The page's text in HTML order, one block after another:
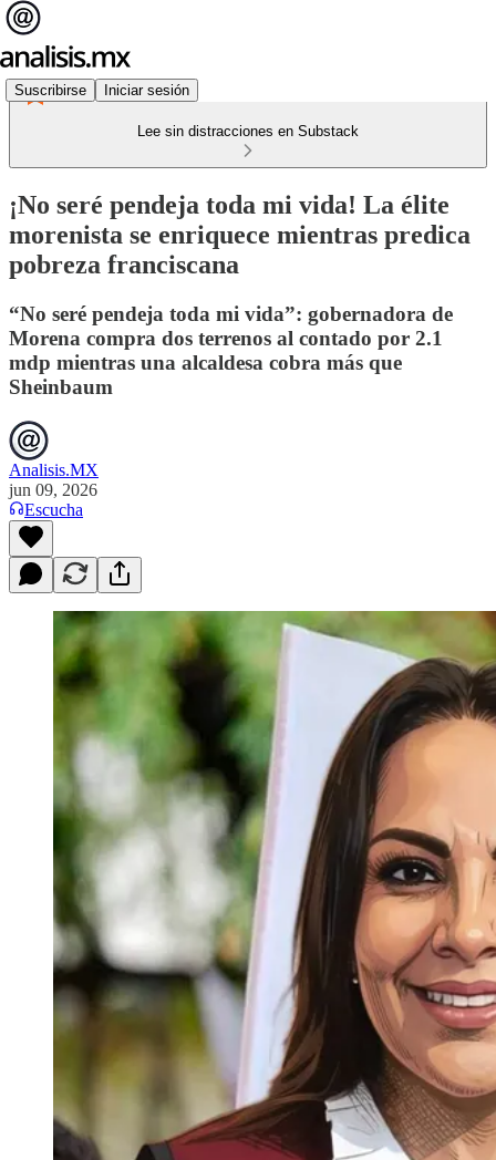
Suscribirse Iniciar sesión
Lee sin distracciones en Substack
¡No seré pendeja toda mi vida! La élite
morenista se enriquece mientras predica
pobreza franciscana
“No seré pendeja toda mi vida”: gobernadora de
Morena compra dos terrenos al contado por 2.1
mdp mientras una alcaldesa cobra más que
Sheinbaum
Analisis.MX
jun 09, 2026
Escucha